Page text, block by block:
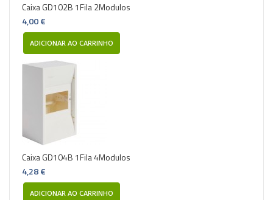
Caixa GD102B 1Fila 2Modulos
4,00 €
ADICIONAR AO CARRINHO
Caixa GD104B 1Fila 4Modulos
4,28 €
ADICIONAR AO CARRINHO